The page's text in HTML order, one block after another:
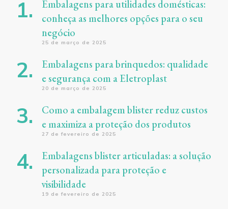
Embalagens para utilidades domésticas:
conheça as melhores opções para o seu
negócio
25 de março de 2025
Embalagens para brinquedos: qualidade
e segurança com a Eletroplast
20 de março de 2025
Como a embalagem blister reduz custos
e maximiza a proteção dos produtos
27 de fevereiro de 2025
Embalagens blister articuladas: a solução
personalizada para proteção e
visibilidade
19 de fevereiro de 2025